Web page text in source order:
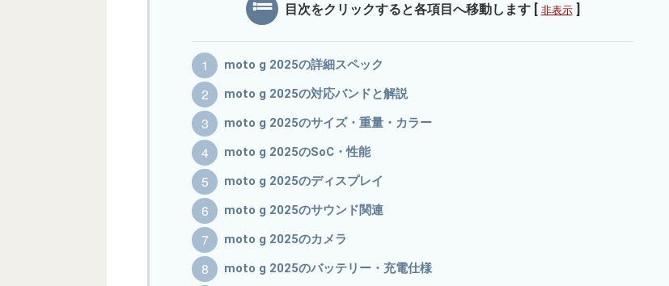
目次をクリックすると各項目へ移動します [ 非表示 ]
moto g 2025の詳細スペック
moto g 2025の対応バンドと解説
moto g 2025のサイズ・重量・カラー
moto g 2025のSoC・性能
moto g 2025のディスプレイ
moto g 2025のサウンド関連
moto g 2025のカメラ
moto g 2025のバッテリー・充電仕様